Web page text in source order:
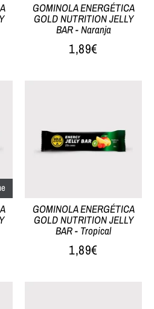
GOMINOLA ENERGÉTICA
GOLD NUTRITION JELLY
BAR - Naranja
1,89€
GOMINOLA ENERGÉTICA
GOLD NUTRITION JELLY
BAR - Tropical
1,89€